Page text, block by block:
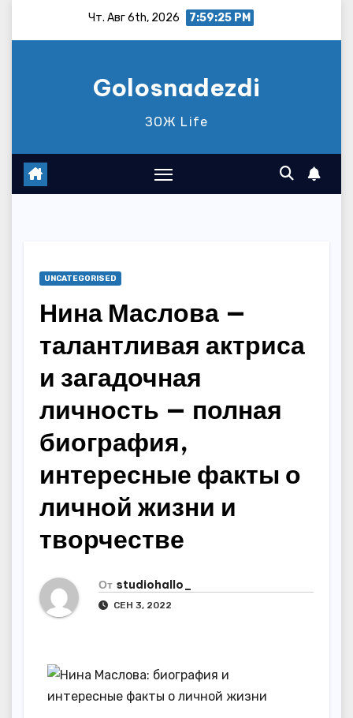
Чт. Авг 6th, 2026 7:59:26 PM
Golosnadezdi
ЗОЖ Life
UNCATEGORISED
Нина Маслова —
талантливая актриса
и загадочная
личность — полная
биография,
интересные факты о
личной жизни и
творчестве
От studiohallo_
СЕН 3, 2022